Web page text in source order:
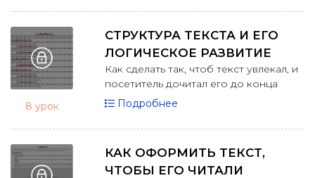
8 урок
СТРУКТУРА ТЕКСТА И ЕГО
ЛОГИЧЕСКОЕ РАЗВИТИЕ
Как сделать так, чтоб текст увлекал, и
посетитель дочитал его до конца
Подробнее
КАК ОФОРМИТЬ ТЕКСТ,
ЧТОБЫ ЕГО ЧИТАЛИ